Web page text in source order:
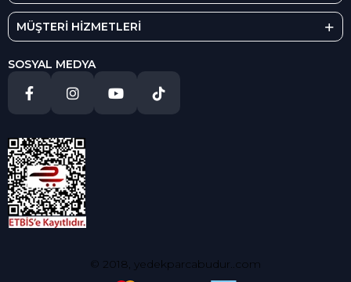
MÜŞTERİ HİZMETLERİ
SOSYAL MEDYA
© 2018, yedekparcabudur..com